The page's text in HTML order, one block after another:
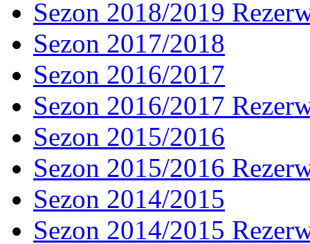
Sezon 2018/2019
Sezon 2017/2018
Sezon 2016/2017
Sezon 2016/2017
Sezon 2015/2016
Sezon 2015/2016
Sezon 2014/2015
Sezon 2014/2015